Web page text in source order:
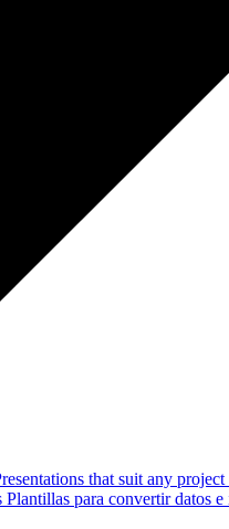
that suit any project
Plantillas para convertir datos